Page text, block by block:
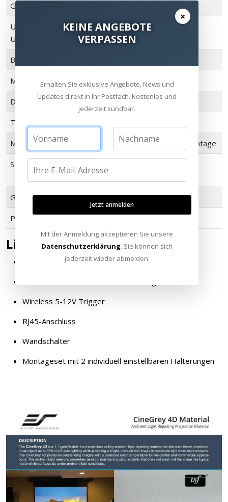
Gain
Umgebungslicht-
Unterdrückung
63%
Betrachtungswinkel
Material Flexibles PVC
Dicke 0,31mm +/- 0,02mm
Tuchgewicht
Montage Wand- oder Deckenmontage
Steuerung
Garantie 2 Jahre
Projektionstyp
Lieferumfang
Wireless 5-12V Trigger
RJ45-Anschluss
Wandschalter
Montageset mit 2 individuell einstellbaren Halterungen
×
KEINE ANGEBOTE
VERPASSEN
Erhalten Sie exklusive Angebote, News und
Updates direkt in Ihr Postfach. Kostenlos und
jederzeit kündbar.
Jetzt anmelden
Mit der Anmeldung akzeptieren Sie unsere
Datenschutzerklärung. Sie können sich
jederzeit wieder abmelden.